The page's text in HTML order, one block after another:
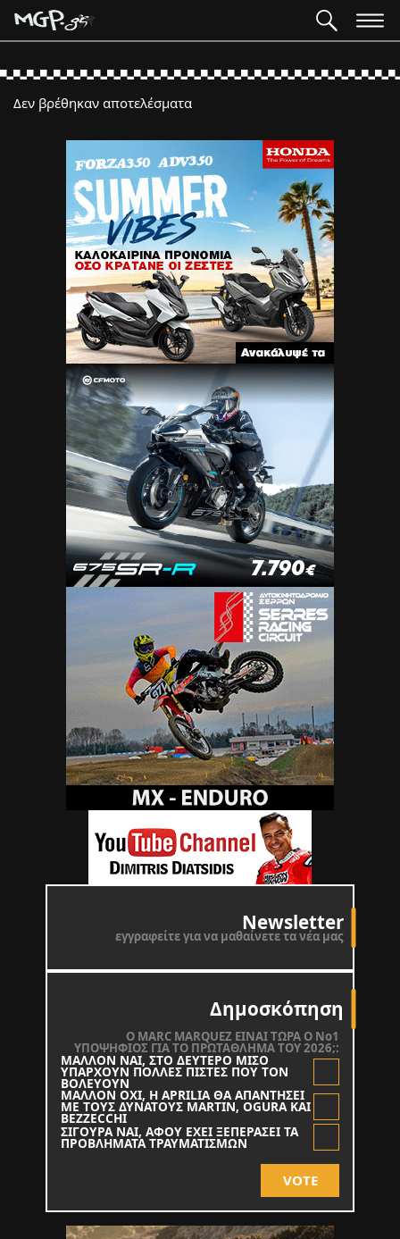
Newsletter
εγγραφείτε για να μαθαίνετε τα νέα μας
Δημοσκόπηση
O MARC MARQUEZ ΕΙΝΑΙ ΤΩΡΑ Ο Νο1
ΥΠΟΨΗΦΙΟΣ ΓΙΑ ΤΟ ΠΡΩΤΑΘΛΗΜΑ ΤΟΥ 2026;:
ΜΑΛΛΟΝ ΝΑΙ, ΣΤΟ ΔΕΥΤΕΡΟ ΜΙΣΟ
ΥΠΑΡΧΟΥΝ ΠΟΛΛΕΣ ΠΙΣΤΕΣ ΠΟΥ ΤΟΝ
ΒΟΛΕΥΟΥΝ
ΜΑΛΛΟΝ ΟΧΙ, Η APRILIA ΘΑ ΑΠΑΝΤΗΣΕΙ
ΜΕ ΤΟΥΣ ΔΥΝΑΤΟΥΣ MARTIN, OGURA KAI
BEZZECCHI
ΣΙΓΟΥΡΑ ΝΑΙ, ΑΦΟΥ ΕΧΕΙ ΞΕΠΕΡΑΣΕΙ ΤΑ
ΠΡΟΒΛΗΜΑΤΑ ΤΡΑΥΜΑΤΙΣΜΩΝ
VOTE
Δεν βρέθηκαν αποτελέσματα